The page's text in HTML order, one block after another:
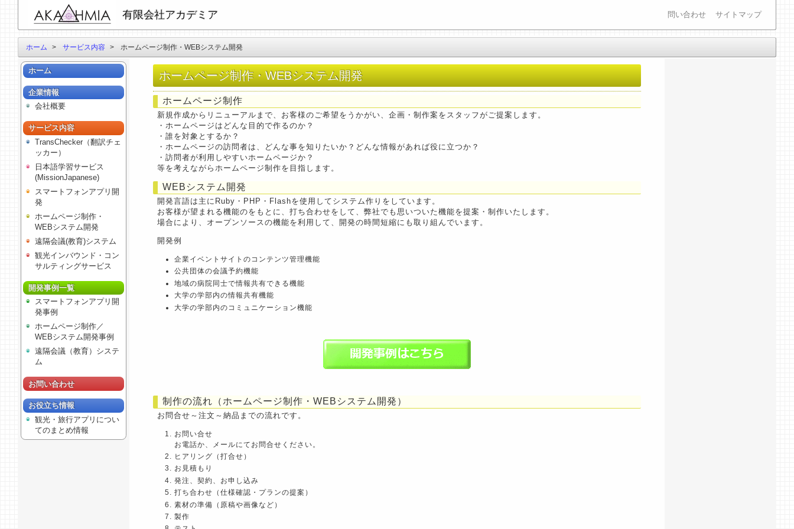
有限会社アカデミア 問い合わせ サイトマップ
ホーム > サービス内容 > ホームページ制作・WEBシステム開発
ホームページ制作・WEBシステム開発
ホームページ制作
新規作成からリニューアルまで、お客様のご希望をうかがい、企画・制作案をスタッフがご提案します。
・ホームページはどんな目的で作るのか？
・誰を対象とするか？
・ホームページの訪問者は、どんな事を知りたいか？どんな情報があれば役に立つか？
・訪問者が利用しやすいホームページか？
等を考えながらホームページ制作を目指します。
WEBシステム開発
開発言語は主にRuby・PHP・Flashを使用してシステム作りをしています。
お客様が望まれる機能のをもとに、打ち合わせをして、弊社でも思いついた機能を提案・制作いたします。
場合により、オープンソースの機能を利用して、開発の時間短縮にも取り組んでいます。
開発例
企業イベントサイトのコンテンツ管理機能
公共団体の会議予約機能
地域の病院同士で情報共有できる機能
大学の学部内の情報共有機能
大学の学部内のコミュニケーション機能
制作の流れ（ホームページ制作・WEBシステム開発）
お問合せ～注文～納品までの流れです。
お問い合せ
お電話か、メールにてお問合せください。
ヒアリング（打合せ）
お見積もり
発注、契約、お申し込み
打ち合わせ（仕様確認・プランの提案）
素材の準備（原稿や画像など）
製作
ホーム
企業情報
会社概要
サービス内容
TransChecker（翻訳チェ
ッカー）
日本語学習サービス
(MissionJapanese)
スマートフォンアプリ開
発
ホームページ制作・
WEBシステム開発
遠隔会議(教育)システム
観光インバウンド・コン
サルティングサービス
開発事例一覧
スマートフォンアプリ開
発事例
ホームページ制作／
WEBシステム開発事例
遠隔会議（教育）システ
ム
お問い合わせ
お役立ち情報
観光・旅行アプリについ
てのまとめ情報